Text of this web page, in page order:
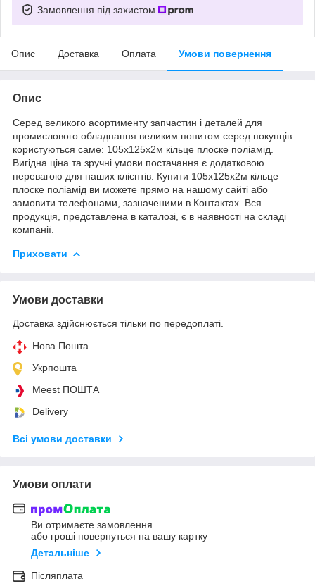
Замовлення під захистом
Опис Доставка Оплата Умови повернення
Опис
Серед великого асортименту запчастин і деталей для
промислового обладнання великим попитом серед покупців
користуються саме: 105х125х2м кільце плоске поліамід.
Вигідна ціна та зручні умови постачання є додатковою
перевагою для наших клієнтів. Купити 105х125х2м кільце
плоске поліамід ви можете прямо на нашому сайті або
замовити телефонами, зазначеними в Контактах. Вся
продукція, представлена в каталозі, є в наявності на складі
компанії.
Приховати
Умови доставки
Доставка здійснюється тільки по передоплаті.
Нова Пошта
Укрпошта
Meest ПОШТА
Delivery
Всі умови доставки
Умови оплати
Ви отримаєте замовлення
або гроші повернуться на вашу картку
Детальніше
Післяплата